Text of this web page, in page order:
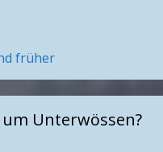
früher
Unterwössen?